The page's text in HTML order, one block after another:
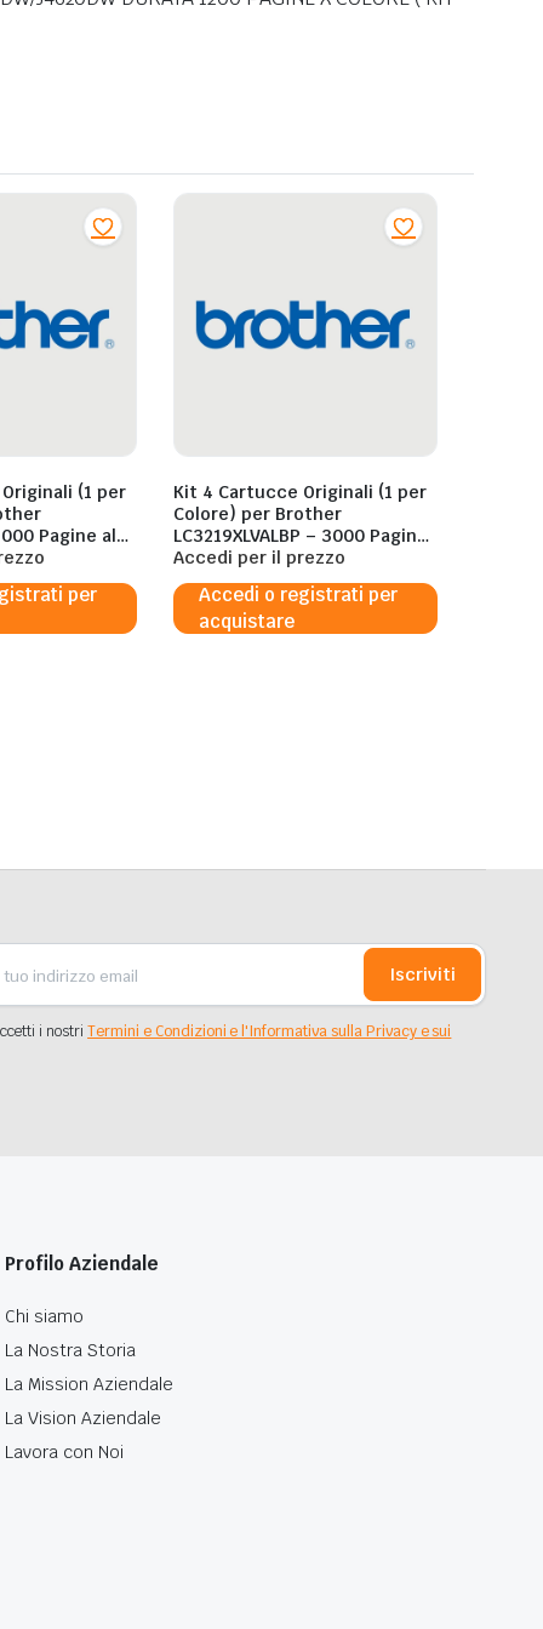
(1 per
000 Pagine al
per
Kit 4 Cartucce Originali (1 per
Colore) per Brother
LC3219XLVALBP – 3000 Pagine
al 5%
Accedi per il prezzo
Accedi o registrati per
acquistare
Iscriviti
i nostriTermini e Condizioni e l'Informativa sulla Privacy e sui
Profilo Aziendale
Chi siamo
La Nostra Storia
La Mission Aziendale
La Vision Aziendale
Lavora con Noi